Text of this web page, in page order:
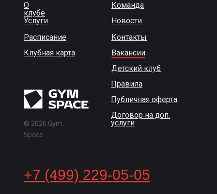
© 2026 Gym
Space
+7 (499) 229-05-05
Правила
Договор на доп.
услуги
Публичная оферта
О
клубе
Услуги
Расписание
Клубная карта
Команда
Новости
Контакты
Вакансии
Детский клуб